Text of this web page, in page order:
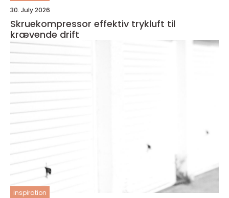
30. July 2026
Skruekompressor effektiv trykluft til
krævende drift
inspiration